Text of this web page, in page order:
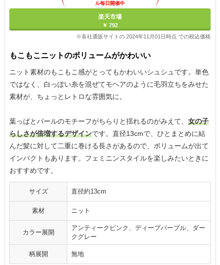
ル毎日開催中
楽天市場
￥ 792
※各社通販サイトの 2024年11月01日時点 での税込価格
もこもこニットのボリュームがかわいい
ニット素材のもこもこ感がとってもかわいいシュシュです。単色
ではなく、白っぽい糸を混ぜてモヘアのように毛羽立ちをみせた
素材が、ちょっとレトロな雰囲気に。
葉っぱとパールのモチーフがちらりと揺れるのがみえて、 女の子
らしさが倍増するデザインです。直径13cmで、ひとまとめに結
んだ髪に対して二重に巻ける長さがあるので、ボリュームが出て
インパクトもあります。フェミニンスタイルを楽しみたいときに
おすすめです。
サイズ 直径約13cm
素材 ニット
カラー展開
アンティークピンク、ディープパープル、ダー
クグレー
柄展開 無地